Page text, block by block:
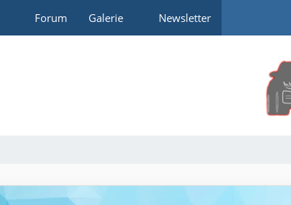
Forum Galerie Newsletter